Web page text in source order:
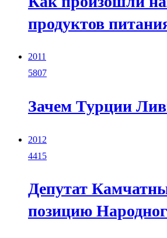
продуктов
2011
5807
Зачем Турции
2012
4415
Депутат
позицию